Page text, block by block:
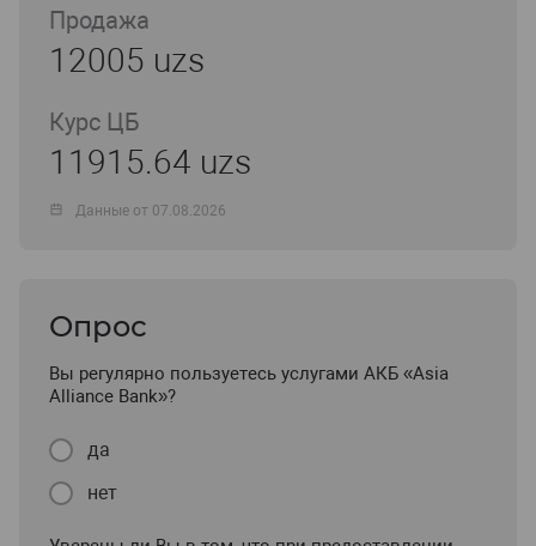
Продажа
12005 uzs
Курс ЦБ
11915.64 uzs
Данные от 07.08.2026
Опрос
Вы регулярно пользуетесь услугами АКБ «Asia
Alliance Bank»?
да
нет